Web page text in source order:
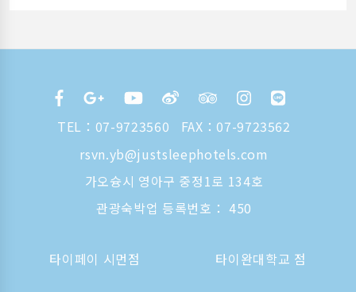
TEL： 07-9723560
FAX：07-9723562
rsvn.yb@justsleephotels.com
가오슝시 영아구 중정1로 134호
관광숙박업 등록번호： 450
타이페이 시먼점 타이완대학교 점